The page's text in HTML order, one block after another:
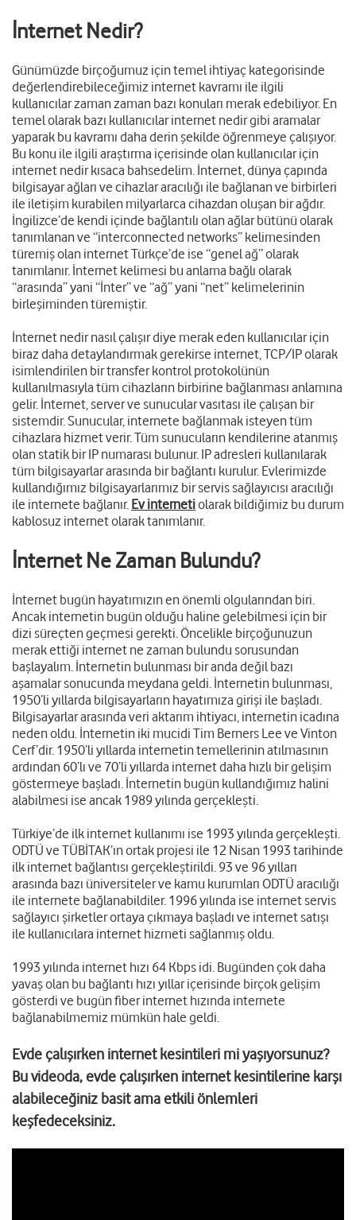
İnternet Nedir?
Günümüzde birçoğumuz için temel ihtiyaç kategorisinde
değerlendirebileceğimiz internet kavramı ile ilgili
kullanıcılar zaman zaman bazı konuları merak edebiliyor. En
temel olarak bazı kullanıcılar internet nedir gibi aramalar
yaparak bu kavramı daha derin şekilde öğrenmeye çalışıyor.
Bu konu ile ilgili araştırma içerisinde olan kullanıcılar için
internet nedir kısaca bahsedelim. İnternet, dünya çapında
bilgisayar ağları ve cihazlar aracılığı ile bağlanan ve birbirleri
ile iletişim kurabilen milyarlarca cihazdan oluşan bir ağdır.
İngilizce’de kendi içinde bağlantılı olan ağlar bütünü olarak
tanımlanan ve “interconnected networks” kelimesinden
türemiş olan internet Türkçe’de ise “genel ağ” olarak
tanımlanır. İnternet kelimesi bu anlama bağlı olarak
“arasında” yani “İnter” ve “ağ” yani “net” kelimelerinin
birleşiminden türemiştir.
İnternet nedir nasıl çalışır diye merak eden kullanıcılar için
biraz daha detaylandırmak gerekirse internet, TCP/IP olarak
isimlendirilen bir transfer kontrol protokolünün
kullanılmasıyla tüm cihazların birbirine bağlanması anlamına
gelir. İnternet, server ve sunucular vasıtası ile çalışan bir
sistemdir. Sunucular, internete bağlanmak isteyen tüm
cihazlara hizmet verir. Tüm sunucuların kendilerine atanmış
olan statik bir IP numarası bulunur. IP adresleri kullanılarak
tüm bilgisayarlar arasında bir bağlantı kurulur. Evlerimizde
kullandığımız bilgisayarlarımız bir servis sağlayıcısı aracılığı
ile internete bağlanır. Ev internetiolarak bildiğimiz bu durum
kablosuz internet olarak tanımlanır.
İnternet Ne Zaman Bulundu?
İnternet bugün hayatımızın en önemli olgularından biri.
Ancak internetin bugün olduğu haline gelebilmesi için bir
dizi süreçten geçmesi gerekti. Öncelikle birçoğunuzun
merak ettiği internet ne zaman bulundu sorusundan
başlayalım. İnternetin bulunması bir anda değil bazı
aşamalar sonucunda meydana geldi. İnternetin bulunması,
1950’li yıllarda bilgisayarların hayatımıza girişi ile başladı.
Bilgisayarlar arasında veri aktarım ihtiyacı, internetin icadına
neden oldu. İnternetin iki mucidi Tim Berners Lee ve Vinton
Cerf’dir. 1950’li yıllarda internetin temellerinin atılmasının
ardından 60’lı ve 70’li yıllarda internet daha hızlı bir gelişim
göstermeye başladı. İnternetin bugün kullandığımız halini
alabilmesi ise ancak 1989 yılında gerçekleşti.
Türkiye’de ilk internet kullanımı ise 1993 yılında gerçekleşti.
ODTÜ ve TÜBİTAK’ın ortak projesi ile 12 Nisan 1993 tarihinde
ilk internet bağlantısı gerçekleştirildi. 93 ve 96 yılları
arasında bazı üniversiteler ve kamu kurumları ODTÜ aracılığı
ile internete bağlanabildiler. 1996 yılında ise internet servis
sağlayıcı şirketler ortaya çıkmaya başladı ve internet satışı
ile kullanıcılara internet hizmeti sağlanmış oldu.
1993 yılında internet hızı 64 Kbps idi. Bugünden çok daha
yavaş olan bu bağlantı hızı yıllar içerisinde birçok gelişim
gösterdi ve bugün fiber internet hızında internete
bağlanabilmemiz mümkün hale geldi.
Evde çalışırken internet kesintileri mi yaşıyorsunuz?
Bu videoda, evde çalışırken internet kesintilerine karşı
alabileceğiniz basit ama etkili önlemleri
keşfedeceksiniz.